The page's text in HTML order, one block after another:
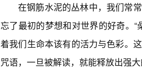
在钢筋水泥的丛林中，我们常
忘了最初的梦想和对世界的好奇。
着我们生命本该有的活力与色彩。
咒语，一旦被解读，就能释放出强大